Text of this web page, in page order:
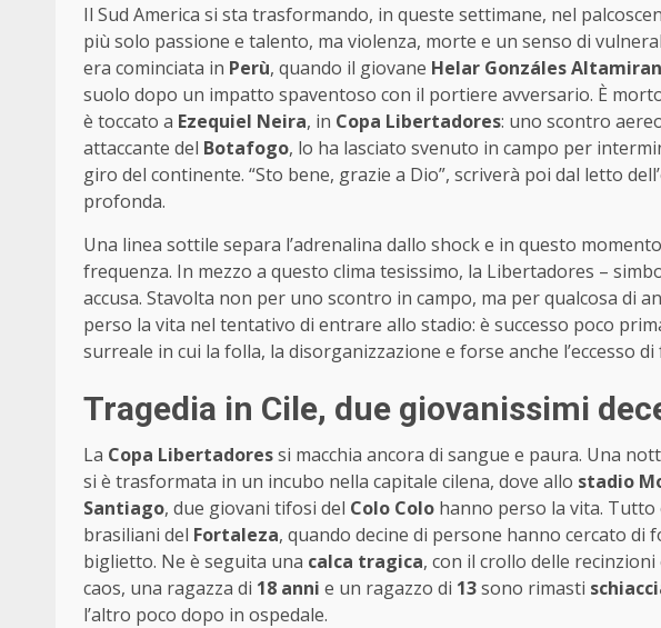
Il Sud America si sta trasformando, in queste settimane, nel
più solo passione e talento, ma violenza, morte e un senso di
era cominciata in Perù, quando il giovane Helar Gonzáles
suolo dopo un impatto spaventoso con il portiere avversario. È
è toccato a Ezequiel Neira, in Copa Libertadores: uno scontro
attaccante del Botafogo, lo ha lasciato svenuto in campo per
giro del continente. “Sto bene, grazie a Dio”, scriverà poi dal letto
profonda.
Una linea sottile separa l’adrenalina dallo shock e in questo
frequenza. In mezzo a questo clima tesissimo, la Libertadores –
accusa. Stavolta non per uno scontro in campo, ma per qualcosa di
perso la vita nel tentativo di entrare allo stadio: è successo poco
surreale in cui la folla, la disorganizzazione e forse anche l’eccesso
Tragedia in Cile, due giovanissimi
La Copa Libertadoressi macchia ancora di sangue e paura. Una
si è trasformata in un incubo nella capitale cilena, dove allo stadio
Santiago, due giovani tifosi del Colo Colo hanno perso la vita.
brasiliani del Fortaleza, quando decine di persone hanno cercato di
biglietto. Ne è seguita una calca tragica, con il crollo delle
caos, una ragazza di 18 anni e un ragazzo di 13sono rimasti
l’altro poco dopo in ospedale.